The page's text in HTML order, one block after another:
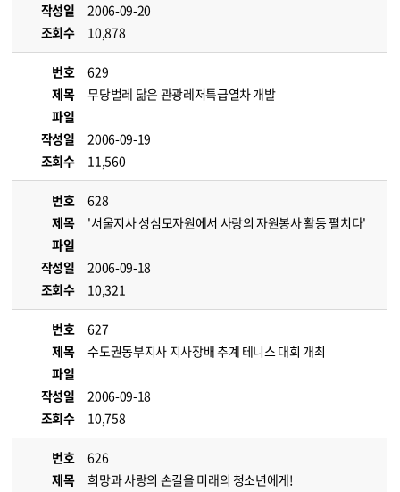
작성일
2006-09-20
조회수
10,878
번호
629
제목
무당벌레 닮은 관광레저특급열차 개발
파일
작성일
2006-09-19
조회수
11,560
번호
628
제목
'서울지사 성심모자원에서 사랑의 자원봉사 활동 펼치다'
파일
작성일
2006-09-18
조회수
10,321
번호
627
제목
수도권동부지사 지사장배 추계 테니스 대회 개최
파일
작성일
2006-09-18
조회수
10,758
번호
626
제목
희망과 사랑의 손길을 미래의 청소년에게!